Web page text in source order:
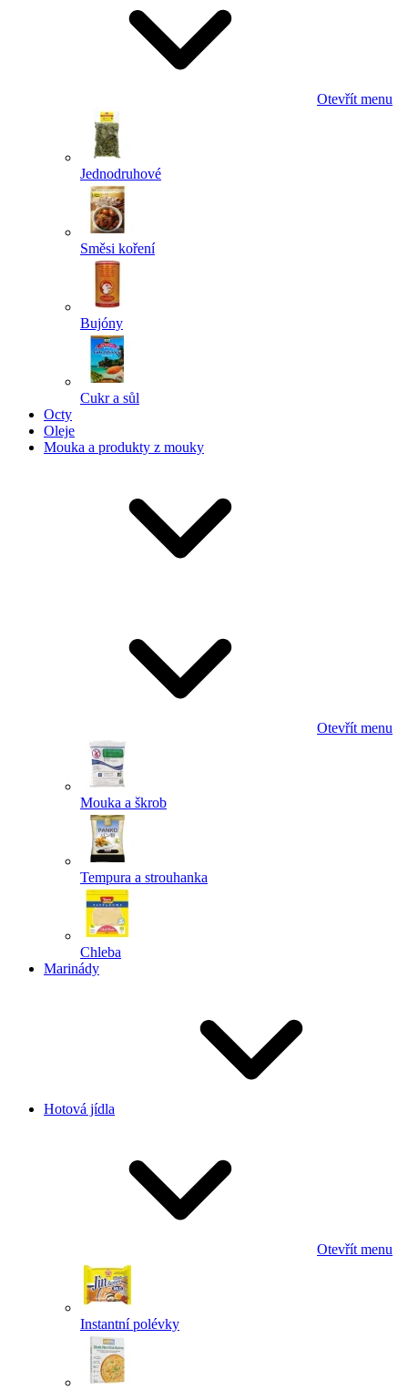
Otevřít menu
Jednodruhové
Směsi koření
Bujóny
Cukr a sůl
Octy
Oleje
Mouka a produkty z mouky
Otevřít menu
Mouka a škrob
Tempura a strouhanka
Chleba
Marinády
Hotová jídla
Otevřít menu
Instantní polévky
Powered by chaterimo